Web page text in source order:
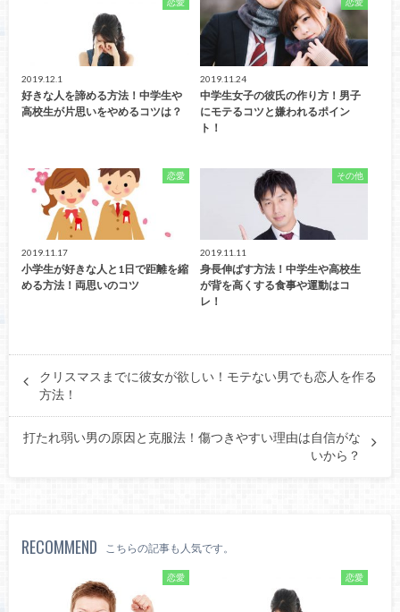
2019.12.1
好きな人を諦める方法！中学生や
高校生が片思いをやめるコツは？
2019.11.24
中学生女子の彼氏の作り方！男子
にモテるコツと嫌われるポイン
ト！
恋愛
2019.11.17
小学生が好きな人と1日で距離を縮
める方法！両思いのコツ
その他
2019.11.11
身長伸ばす方法！中学生や高校生
が背を高くする食事や運動はコ
レ！
クリスマスまでに彼女が欲しい！モテない男でも恋人を作る
方法！
打たれ弱い男の原因と克服法！傷つきやすい理由は自信がな
いから？
RECOMMEND こちらの記事も人気です。
恋愛 恋愛